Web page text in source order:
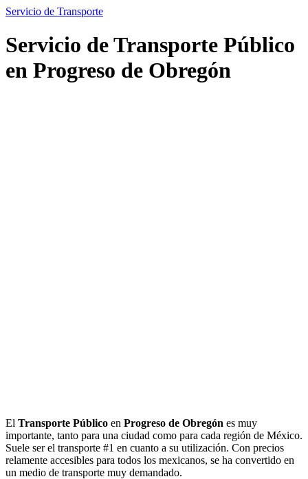
Servicio de Transporte
Servicio de Transporte Público
en Progreso de Obregón
El Transporte Público en Progreso de Obregón es muy
importante, tanto para una ciudad como para cada región de México.
Suele ser el transporte #1 en cuanto a su utilización. Con precios
relamente accesibles para todos los mexicanos, se ha convertido en
un medio de transporte muy demandado.